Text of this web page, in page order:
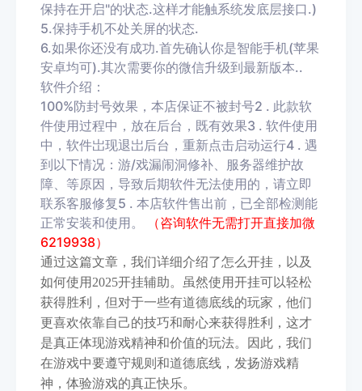
保持在开启"的状态.这样才能触系统发底层接口.)
5.保持手机不处关屏的状态.
6.如果你还没有成功.首先确认你是智能手机(苹果
安卓均可).其次需要你的微信升级到最新版本..
软件介绍：
100%防封号效果，本店保证不被封号2 . 此款软
件使用过程中，放在后台，既有效果3 . 软件使用
中，软件岀现退岀后台，重新点击启动运行4 . 遇
到以下情况：游/戏漏闹洞修补、服务器维护故
障、等原因，导致后期软件无法使用的，请立即
联系客服修复5 . 本店软件售出前，已全部检测能
正常安装和使用。
（咨询软件无需打开直接加微
6219938）
通过这篇文章，我们详细介绍了怎么开挂，以及
如何使用2025开挂辅助。虽然使用开挂可以轻松
获得胜利，但对于一些有道德底线的玩家，他们
更喜欢依靠自己的技巧和耐心来获得胜利，这才
是真正体现游戏精神和价值的玩法。因此，我们
在游戏中要遵守规则和道德底线，发扬游戏精
神，体验游戏的真正快乐。